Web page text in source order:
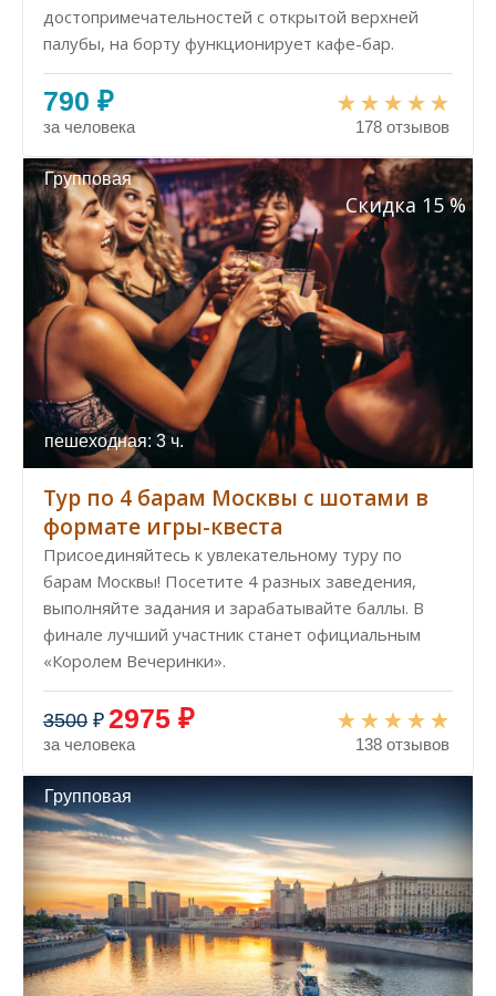
достопримечательностей с открытой верхней
палубы, на борту функционирует кафе-бар.
790 ₽
за человека 178 отзывов
Групповая
пешеходная: 3 ч.
Скидка 15 %
Тур по 4 барам Москвы с шотами в
формате игры-квеста
Присоединяйтесь к увлекательному туру по
барам Москвы! Посетите 4 разных заведения,
выполняйте задания и зарабатывайте баллы. В
финале лучший участник станет официальным
«Королем Вечеринки».
3500 ₽ 2975 ₽
за человека 138 отзывов
Групповая